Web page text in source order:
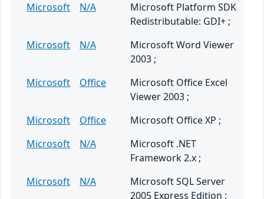
Microsoft
N/A
Microsoft Platform SDK
Redistributable: GDI+ ;
Microsoft
N/A
Microsoft Word Viewer
2003 ;
Microsoft
Office
Microsoft Office Excel
Viewer 2003 ;
Microsoft
Office
Microsoft Office XP ;
Microsoft
N/A
Microsoft .NET
Framework 2.x ;
Microsoft
N/A
Microsoft SQL Server
2005 Express Edition ;